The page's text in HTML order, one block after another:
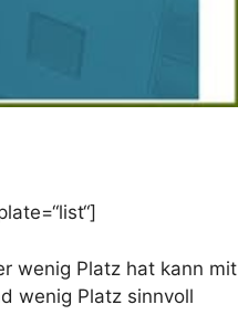
wenig Platz hat kann mit
wenig Platz sinnvoll